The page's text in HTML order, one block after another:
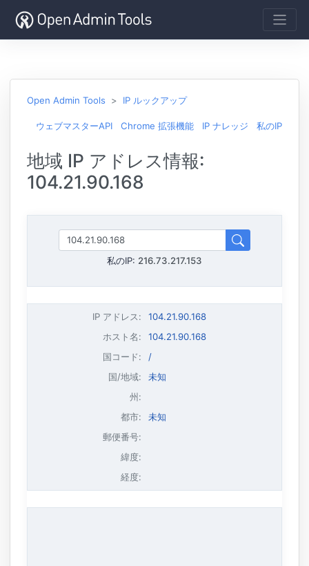
Open Admin Tools IP ルックアップ
ウェブマスターAPI Chrome 拡張機能 IP ナレッジ 私のIP
地域 IP アドレス情報:
104.21.90.168
私のIP: 216.73.217.153
IP アドレス:
104.21.90.168
ホスト名:
104.21.90.168
国コード:
/
国/地域:
未知
州:
都市:
未知
郵便番号:
緯度:
経度: